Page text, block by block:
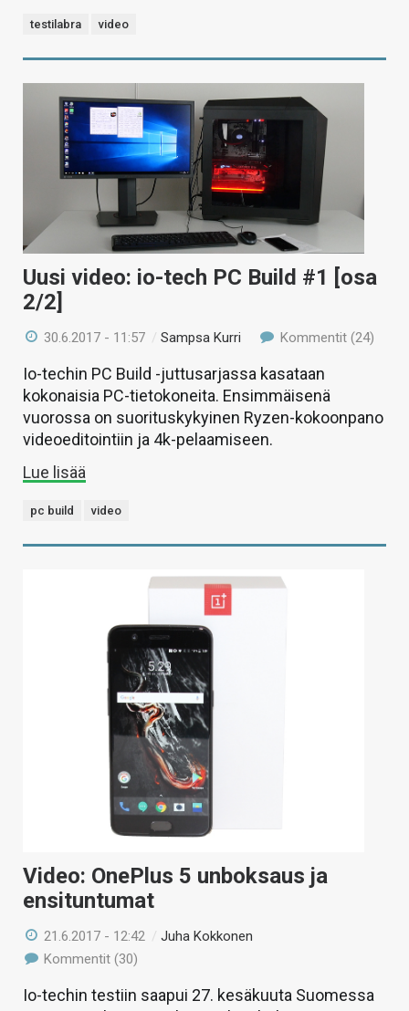
testilabra video
Uusi video: io-tech PC Build #1 [osa
2/2]
30.6.2017 - 11:57 /Sampsa Kurri Kommentit (24)
Io-techin PC Build -juttusarjassa kasataan
kokonaisia PC-tietokoneita. Ensimmäisenä
vuorossa on suorituskykyinen Ryzen-kokoonpano
videoeditointiin ja 4k-pelaamiseen.
Lue lisää
pc build video
Video: OnePlus 5 unboksaus ja
ensituntumat
21.6.2017 - 12:42 /Juha Kokkonen
Kommentit (30)
Io-techin testiin saapui 27. kesäkuuta Suomessa